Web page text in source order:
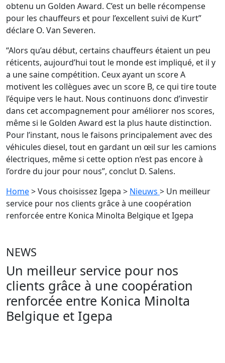
obtenu un Golden Award. C’est un belle récompense
pour les chauffeurs et pour l’excellent suivi de Kurt”
déclare O. Van Severen.
“Alors qu’au début, certains chauffeurs étaient un peu
réticents, aujourd’hui tout le monde est impliqué, et il y
a une saine compétition. Ceux ayant un score A
motivent les collègues avec un score B, ce qui tire toute
l’équipe vers le haut. Nous continuons donc d’investir
dans cet accompagnement pour améliorer nos scores,
même si le Golden Award est la plus haute distinction.
Pour l’instant, nous le faisons principalement avec des
véhicules diesel, tout en gardant un œil sur les camions
électriques, même si cette option n’est pas encore à
l’ordre du jour pour nous”, conclut D. Salens.
Home> Vous choisissez Igepa > Nieuws > Un meilleur
service pour nos clients grâce à une coopération
renforcée entre Konica Minolta Belgique et Igepa
NEWS
Un meilleur service pour nos
clients grâce à une coopération
renforcée entre Konica Minolta
Belgique et Igepa